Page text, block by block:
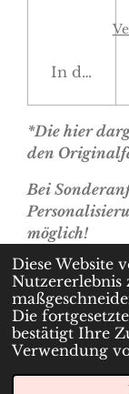
Diese Website
Nutzererlebnis
Die
bestätigt Ihre
Verwendung
In den
*Die hier
den
Bei
möglich!
© 2022 -
Mit